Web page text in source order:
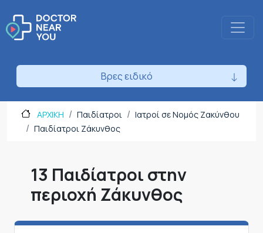
Βρες ειδικό
ΑΡΧΙΚΗ Παιδίατροι
Ιατροί σε Νομός Ζακύνθου
Παιδίατροι Ζάκυνθος
13 Παιδίατροι στην
περιοχή Ζάκυνθος